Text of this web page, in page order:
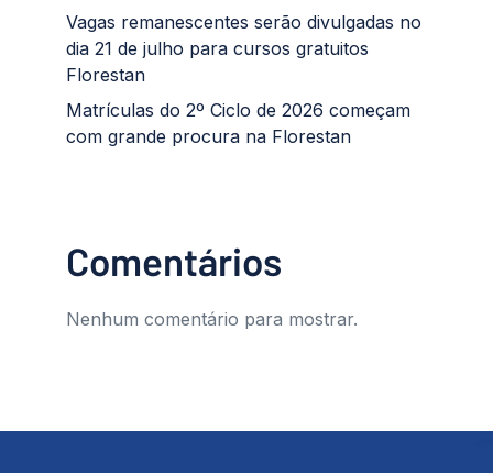
Vagas remanescentes serão divulgadas no
dia 21 de julho para cursos gratuitos
Florestan
Matrículas do 2º Ciclo de 2026 começam
com grande procura na Florestan
Comentários
Nenhum comentário para mostrar.